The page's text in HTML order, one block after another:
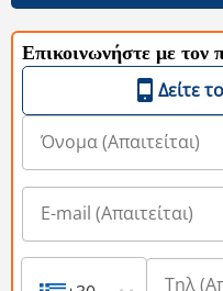
Επικοινωνήστε με τον
Δείτε